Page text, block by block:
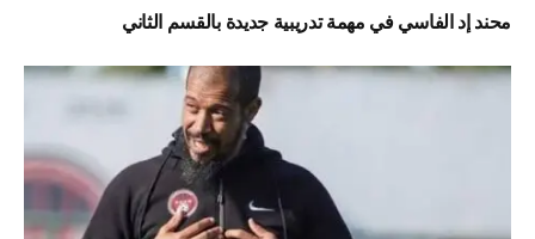
محند إد الفاسي في مهمة تدريبية جديدة بالقسم الثاني